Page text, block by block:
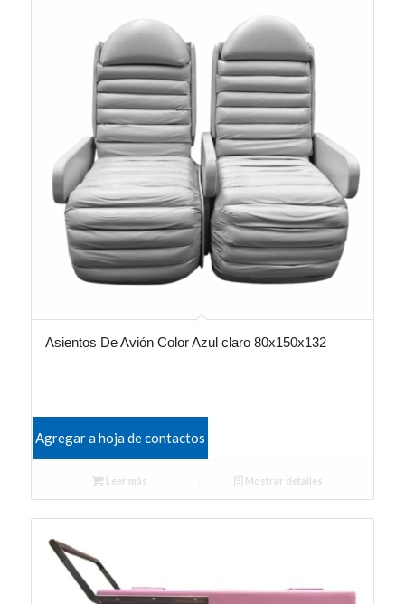
Asientos De Avión Color Azul claro 80x150x132
Agregar a hoja de contactos
Leer más Mostrar detalles